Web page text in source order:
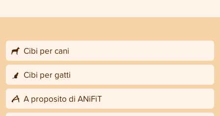
Cibi per cani
Cibi per gatti
A proposito di ANiFiT